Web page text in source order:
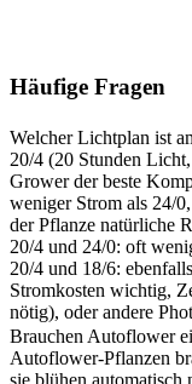
Häufige Fragen
Welcher Lichtplan ist
20/4 (20 Stunden
Grower der beste
weniger Strom als 24/
der Pflanze natürliche
20/4 und 24/0: oft
20/4 und 18/6:
Stromkosten wichtig,
nötig), oder andere
Brauchen Autoflower
Autoflower-Pflanzen
sie blühen automatisch